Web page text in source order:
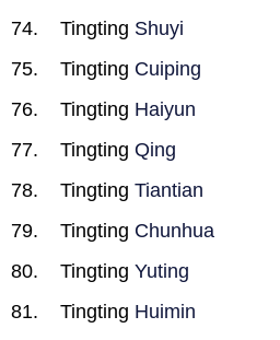
Tingting Shuyi
Tingting Cuiping
Tingting Haiyun
Tingting Qing
Tingting Tiantian
Tingting Chunhua
Tingting Yuting
Tingting Huimin